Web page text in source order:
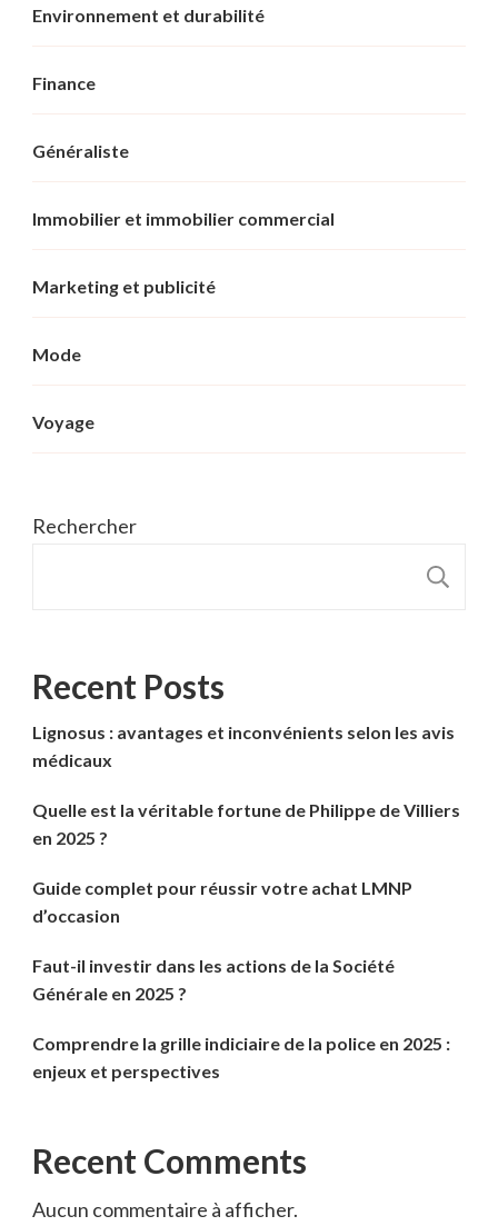
Environnement et durabilité
Finance
Généraliste
Immobilier et immobilier commercial
Marketing et publicité
Mode
Voyage
Rechercher
Recent Posts
Lignosus : avantages et inconvénients selon les avis
médicaux
Quelle est la véritable fortune de Philippe de Villiers
en 2025 ?
Guide complet pour réussir votre achat LMNP
d’occasion
Faut-il investir dans les actions de la Société
Générale en 2025 ?
Comprendre la grille indiciaire de la police en 2025 :
enjeux et perspectives
Recent Comments
Aucun commentaire à afficher.